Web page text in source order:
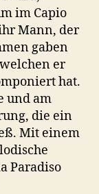
im Capio
Mann, der
gaben
er
hat.
und am
die ein
Mit einem
Paradiso